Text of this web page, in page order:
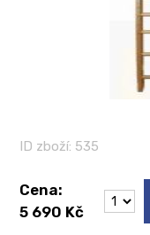
ID zboží: 535
Cena:
5 690 Kč